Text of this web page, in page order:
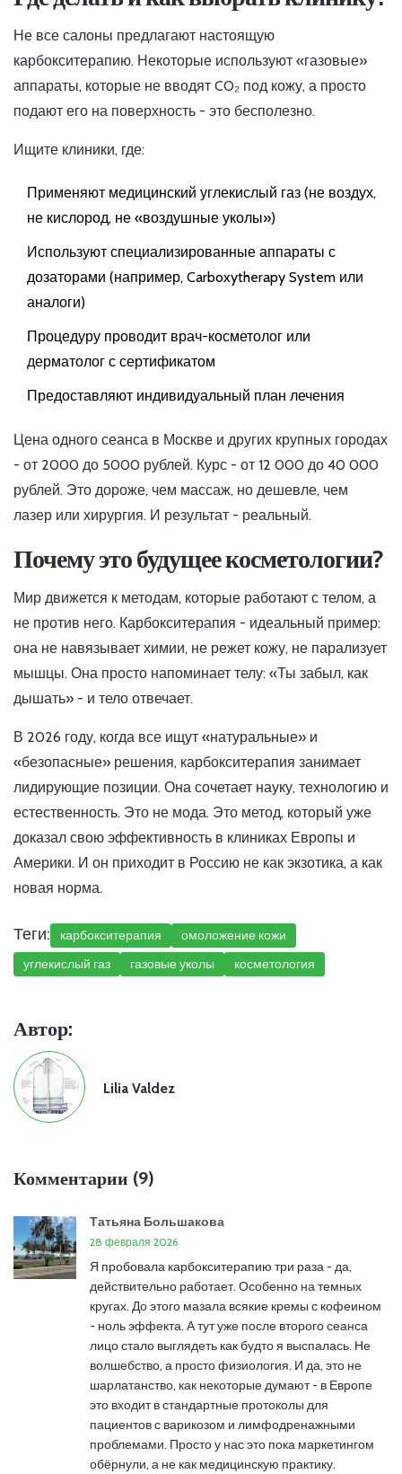
Не все салоны предлагают настоящую
карбокситерапию. Некоторые используют «газовые»
аппараты, которые не вводят CO₂ под кожу, а просто
подают его на поверхность - это бесполезно.
Ищите клиники, где:
Применяют медицинский углекислый газ (не воздух,
не кислород, не «воздушные уколы»)
Используют специализированные аппараты с
дозаторами (например, Carboxytherapy System или
аналоги)
Процедуру проводит врач-косметолог или
дерматолог с сертификатом
Предоставляют индивидуальный план лечения
Цена одного сеанса в Москве и других крупных городах
- от 2000 до 5000 рублей. Курс - от 12 000 до 40 000
рублей. Это дороже, чем массаж, но дешевле, чем
лазер или хирургия. И результат - реальный.
Почему это будущее косметологии?
Мир движется к методам, которые работают с телом, а
не против него. Карбокситерапия - идеальный пример:
она не навязывает химии, не режет кожу, не парализует
мышцы. Она просто напоминает телу: «Ты забыл, как
дышать» - и тело отвечает.
В 2026 году, когда все ищут «натуральные» и
«безопасные» решения, карбокситерапия занимает
лидирующие позиции. Она сочетает науку, технологию и
естественность. Это не мода. Это метод, который уже
доказал свою эффективность в клиниках Европы и
Америки. И он приходит в Россию не как экзотика, а как
новая норма.
Теги: карбокситерапия
омоложение кожи
углекислый газ
газовые уколы косметология
Автор:
Lilia Valdez
Комментарии (9)
Татьяна Большакова
28 февраля 2026
Я пробовала карбокситерапию три раза - да,
действительно работает. Особенно на темных
кругах. До этого мазала всякие кремы с кофеином
- ноль эффекта. А тут уже после второго сеанса
лицо стало выглядеть как будто я выспалась. Не
волшебство, а просто физиология. И да, это не
шарлатанство, как некоторые думают - в Европе
это входит в стандартные протоколы для
пациентов с варикозом и лимфодренажными
проблемами. Просто у нас это пока маркетингом
обёрнули, а не как медицинскую практику.